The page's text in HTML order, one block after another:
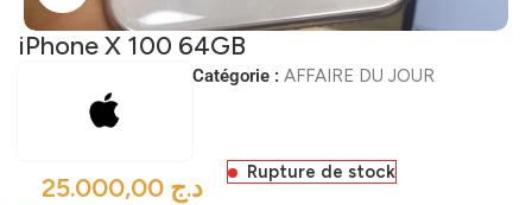
iPhone X 100 64GB
Catégorie : AFFAIRE DU JOUR
د.ج Rupture de stock